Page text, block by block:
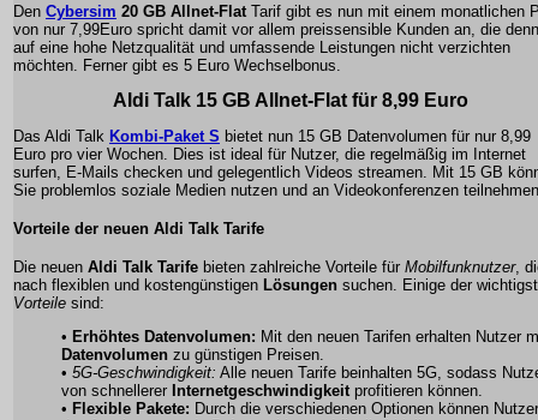
Den Cybersim 20 GB Allnet-Flat Tarif gibt es nun mit einem monatlichen
von nur 7,99Euro spricht damit vor allem preissensible Kunden an, die
auf eine hohe Netzqualität und umfassende Leistungen nicht verzichten
möchten. Ferner gibt es 5 Euro Wechselbonus.
Aldi Talk 15 GB Allnet-Flat für 8,99 Euro
Das Aldi Talk Kombi-Paket S bietet nun 15 GB Datenvolumen für nur 8,99
Euro pro vier Wochen. Dies ist ideal für Nutzer, die regelmäßig im Internet
surfen, E-Mails checken und gelegentlich Videos streamen. Mit 15 GB
Sie problemlos soziale Medien nutzen und an Videokonferenzen
Vorteile der neuen Aldi Talk Tarife
Die neuen Aldi Talk Tarife bieten zahlreiche Vorteile für Mobilfunknutzer,
nach flexiblen und kostengünstigen Lösungen suchen. Einige der
Vorteile sind:
• Erhöhtes Datenvolumen: Mit den neuen Tarifen erhalten Nutzer
Datenvolumen zu günstigen Preisen.
• 5G-Geschwindigkeit: Alle neuen Tarife beinhalten 5G, sodass
von schnellerer Internetgeschwindigkeitprofitieren können.
• Flexible Pakete: Durch die verschiedenen Optionen können Nutzer